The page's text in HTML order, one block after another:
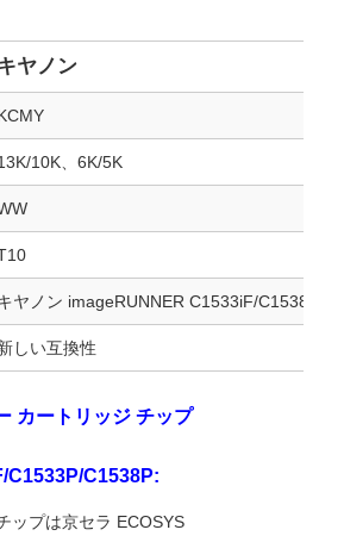
ヤノン
10K、6K/5K
ヤノン imageRUNNER C1533iF/C1538iF/
しい互換性
カートリッジ チップ
C1533P/C1538P:
ップは京セラ ECOSYS